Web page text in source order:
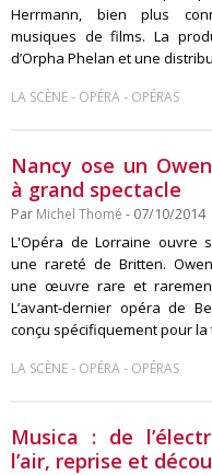
Herrmann, bien plus
musiques de films. La
d’Orpha Phelan et une
LA SCÈNE- OPÉRA- OPÉRAS
Nancy ose un
à grand spectacle
Par Michel Thomé - 07/10/2014
L'Opéra de Lorraine ouvre
une rareté de Britten.
une œuvre rare et
L’avant-dernier opéra de
conçu spécifiquement pour la
LA SCÈNE- OPÉRA- OPÉRAS
Musica : de
l’air, reprise et